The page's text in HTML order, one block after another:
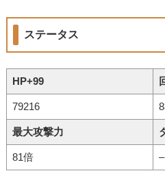
ステータス
HP+99
79216
最大攻撃力
81倍 –